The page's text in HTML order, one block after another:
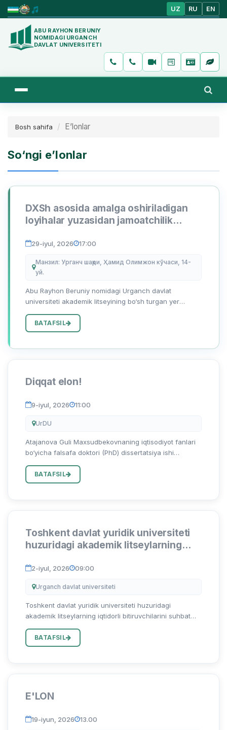
UZ RU EN
ABU RAYHON BERUNIY
NOMIDAGI URGANCH
DAVLAT UNIVERSITETI
Bosh sahifa E’lonlar
So‘ngi e’lonlar
DXSh asosida amalga oshiriladigan
loyihalar yuzasidan jamoatchilik
29-iyul, 2026 17:00
Манзил: Урганч шаҳри, Ҳамид Олимжон кўчаси, 14-
уй.
Abu Rayhon Beruniy nomidagi Urganch davlat
universiteti akademik litseyining bo‘sh turgan yer
ta’limga ega 500 o‘rinli xususiy xalqaro maktab tashkil
etish loyihasi yu...
BATAFSIL
Diqqat elon!
9-iyul, 2026 11:00
UrDU
Atajanova Guli Maxsudbekovnaning iqtisodiyot fanlari
bo‘yicha falsafa doktori (PhD) dissertatsiya ishi
...
BATAFSIL
Toshkent davlat yuridik universiteti
huzuridagi akademik litseylarning
asosida test sinovlarisiz o‘qishga
qabul qilish bo`yicha arizalar qabuli
boshlandi
2-iyul, 2026 09:00
Urganch davlat universiteti
Toshkent davlat yuridik universiteti huzuridagi
akademik litseylarning iqtidorli bitiruvchilarini suhbat
arizalar qabuli boshlandi Abu Rayhon Beruniy nomidagi
Urga...
BATAFSIL
E'LON
19-iyun, 2026 13.00